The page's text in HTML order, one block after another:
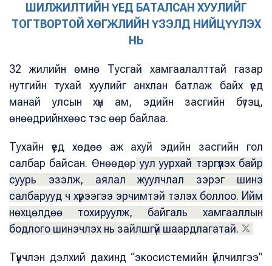
ШИЛЖИЛТИЙН ҮЕД БАТАЛСАН ХУУЛИЙГ
ТОГТВОРТОЙ ХӨГЖЛИЙН ҮЗЭЛД НИЙЦҮҮЛЭХ
НЬ
32 жилийн өмнө Тусгай хамгаалалттай газар
нутгийн тухай хуулийг анхлан батлаж байх үед
манай улсын хүн ам, эдийн засгийн бүтэц,
өнөөдрийнхөөс тэс өөр байлаа.
Тухайн үед хөдөө аж ахуй эдийн засгийн гол
салбар байсан. Өнөөдөр уул уурхай тэргүүлэх байр
суурь эзэлж, аялал жуулчлал зэрэг шинэ
салбарууд ч хүрээгээ эрчимтэй тэлэх боллоо. Ийм
нөхцөлдөө тохируулж, байгаль хамгааллын
бодлого шинэчлэх нь зайлшгүй шаардлагатай.
Түүнчлэн дэлхий дахинд “экосистемийн үйлчилгээ”